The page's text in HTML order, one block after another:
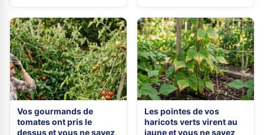
Vos gourmands de
tomates ont pris le
dessus et vous ne savez
Les pointes de vos
haricots verts virent au
jaune et vous ne savez